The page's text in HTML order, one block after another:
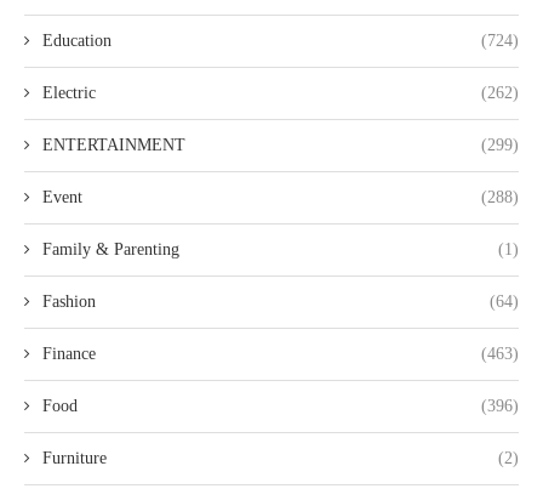
Education (724)
Electric (262)
ENTERTAINMENT (299)
Event (288)
Family & Parenting (1)
Fashion (64)
Finance (463)
Food (396)
Furniture (2)